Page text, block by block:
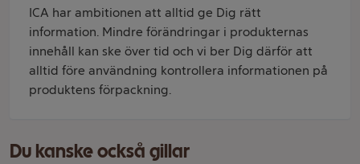
ICA har ambitionen att alltid ge Dig rätt
information. Mindre förändringar i produkternas
innehåll kan ske över tid och vi ber Dig därför att
alltid före användning kontrollera informationen på
produktens förpackning.
Du kanske också gillar